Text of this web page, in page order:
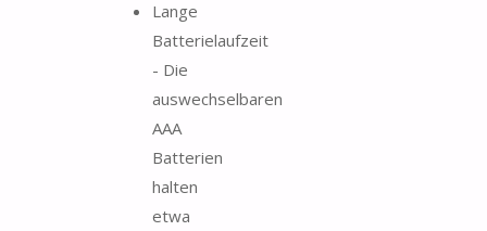
Lange
Batterielaufzeit
- Die
auswechselbaren
AAA
Batterien
halten
etwa